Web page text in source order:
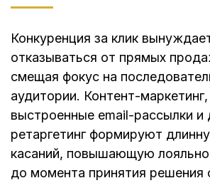
Конкуренция за клик
отказываться от прямых
смещая фокус на
аудитории. Контент-
выстроенные email-рассылки и
ретаргетинг формируют
касаний, повышающую
до момента принятия решения